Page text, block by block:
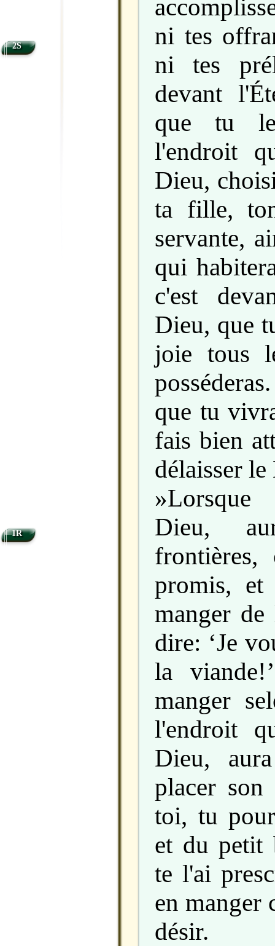
ni tes
ni tes
devant
que tu
l'endroit
Dieu,
ta fille,
servante,
qui
c'est
Dieu, que
joie tous
que tu
fais bien
délaisser
Dieu,
promis,
manger
dire: ‘Je
la
manger
l'endroit
Dieu,
placer
toi, tu
et du petit
te l'ai
en manger
désir.
2S
1R